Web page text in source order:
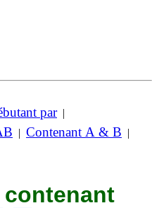
par|
| Contenant A & B |